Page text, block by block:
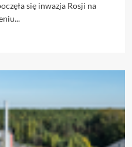
się inwazja Rosji na